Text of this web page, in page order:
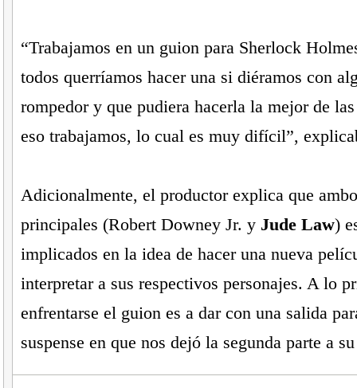
“Trabajamos en un guion para Sherlock
todos querríamos hacer una si diéramos con
rompedor y que pudiera hacerla la mejor de
eso trabajamos, lo cual es muy difícil”,
Adicionalmente, el productor explica que
principales (Robert Downey Jr. y Jude Law)
implicados en la idea de hacer una nueva
interpretar a sus respectivos personajes. A lo
enfrentarse el guion es a dar con una salida
suspense en que nos dejó la segunda parte a